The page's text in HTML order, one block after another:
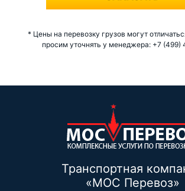
* Цены на перевозку грузов могут
просим уточнять у менеджера: +7
Транспортная
«МОС Перевоз»